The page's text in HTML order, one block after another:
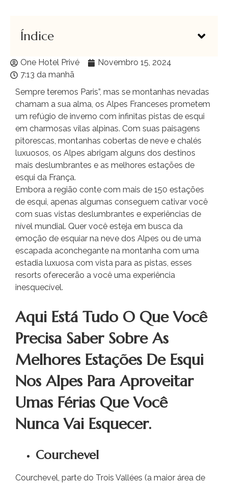
Índice
One Hotel Privé
Novembro 15, 2024
7:13 da manhã
Sempre teremos Paris”, mas se montanhas nevadas
chamam a sua alma, os Alpes Franceses prometem
um refúgio de inverno com infinitas pistas de esqui
em charmosas vilas alpinas. Com suas paisagens
pitorescas, montanhas cobertas de neve e chalés
luxuosos, os Alpes abrigam alguns dos destinos
mais deslumbrantes e as melhores estações de
esqui da França.
Embora a região conte com mais de 150 estações
de esqui, apenas algumas conseguem cativar você
com suas vistas deslumbrantes e experiências de
nível mundial. Quer você esteja em busca da
emoção de esquiar na neve dos Alpes ou de uma
escapada aconchegante na montanha com uma
estadia luxuosa com vista para as pistas, esses
resorts oferecerão a você uma experiência
inesquecível.
Aqui Está Tudo O Que Você
Precisa Saber Sobre As
Melhores Estações De Esqui
Nos Alpes Para Aproveitar
Umas Férias Que Você
Nunca Vai Esquecer.
Courchevel
Courchevel, parte do Trois Vallées (a maior área de